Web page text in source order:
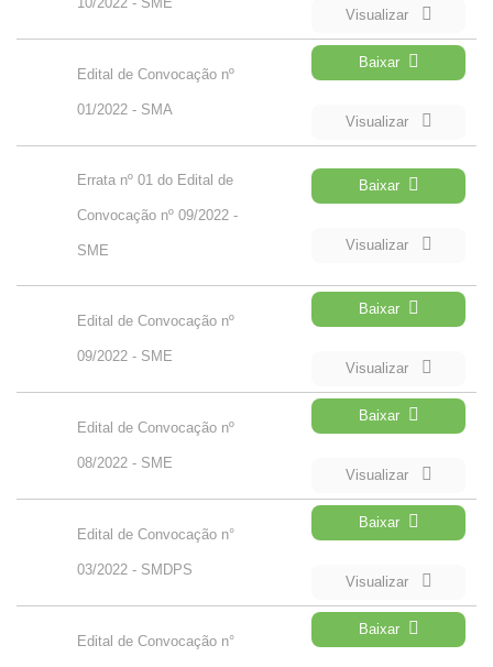
Visualizar
Edital de Convocação nº
01/2022 - SMA
Baixar
Visualizar
Errata nº 01 do Edital de
Convocação nº 09/2022 -
SME
Baixar
Visualizar
Edital de Convocação nº
09/2022 - SME
Baixar
Visualizar
Edital de Convocação nº
08/2022 - SME
Baixar
Visualizar
Edital de Convocação n°
03/2022 - SMDPS
Baixar
Visualizar
Edital de Convocação n°
Baixar